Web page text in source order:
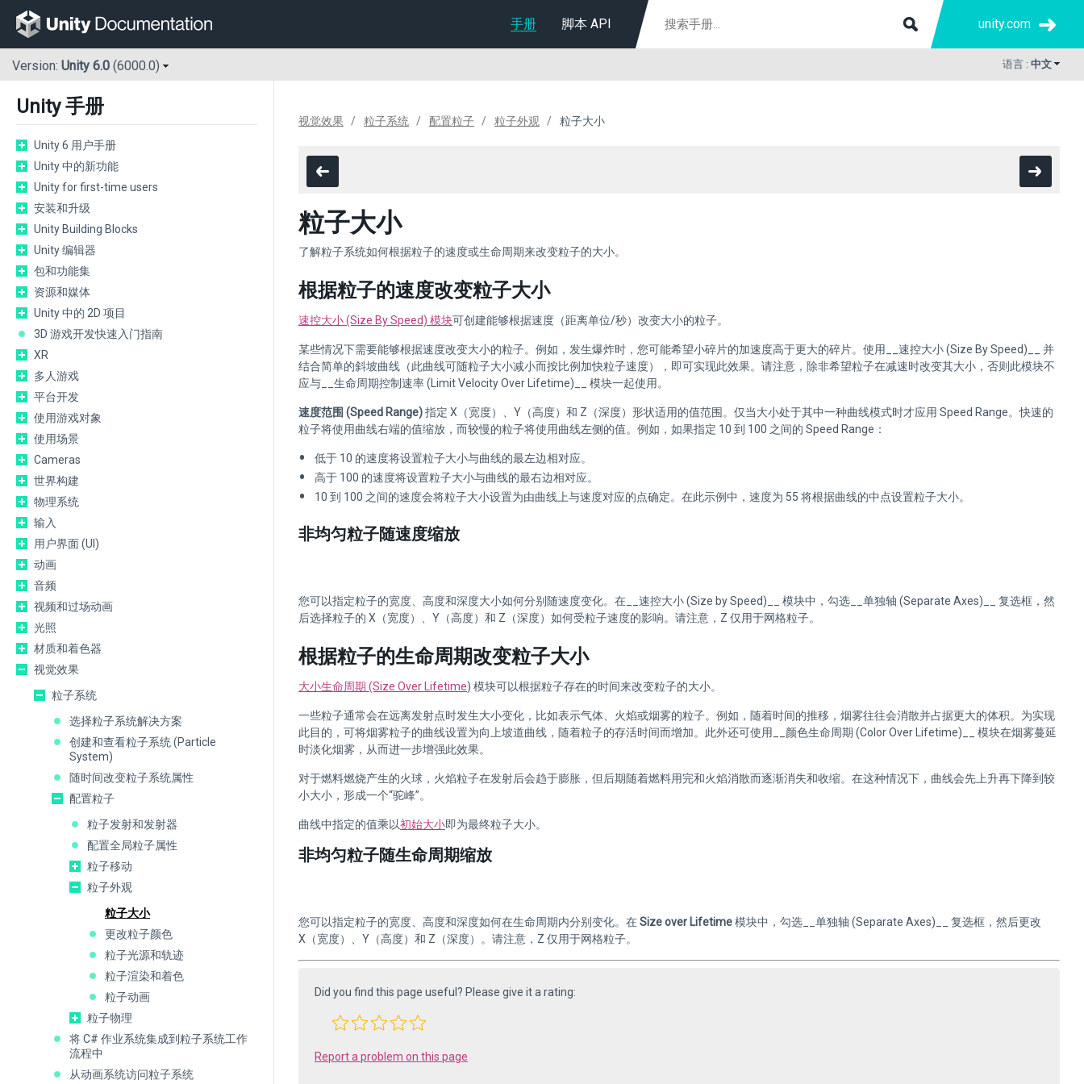
手册 脚本 API unity.com
Version: Unity 6.0 (6000.0) 语言 : 中文
Unity 手册
Unity 6 用户手册
Unity 中的新功能
Unity for first-time users
安装和升级
Unity Building Blocks
Unity 编辑器
包和功能集
资源和媒体
Unity 中的 2D 项目
3D 游戏开发快速入门指南
XR
多人游戏
平台开发
使用游戏对象
使用场景
Cameras
世界构建
物理系统
输入
用户界面 (UI)
动画
音频
视频和过场动画
光照
材质和着色器
视觉效果
粒子系统
选择粒子系统解决方案
创建和查看粒子系统 (Particle
System)
随时间改变粒子系统属性
配置粒子
粒子发射和发射器
配置全局粒子属性
粒子移动
粒子外观
粒子大小
更改粒子颜色
粒子光源和轨迹
粒子渲染和着色
粒子动画
粒子物理
将 C# 作业系统集成到粒子系统工作
流程中
从动画系统访问粒子系统
视觉效果 粒子系统 配置粒子 粒子外观 粒子大小
粒子大小
了解粒子系统如何根据粒子的速度或生命周期来改变粒子的大小。
根据粒子的速度改变粒子大小
速控大小 (Size By Speed) 模块可创建能够根据速度（距离单位/秒）改变大小的粒子。
某些情况下需要能够根据速度改变大小的粒子。例如，发生爆炸时，您可能希望小碎片的加速度高于更大的碎片。使用__速控大小 (Size By Speed)__ 并
结合简单的斜坡曲线（此曲线可随粒子大小减小而按比例加快粒子速度），即可实现此效果。请注意，除非希望粒子在减速时改变其大小，否则此模块不
应与__生命周期控制速率 (Limit Velocity Over Lifetime)__ 模块一起使用。
速度范围 (Speed Range)指定 X（宽度）、Y（高度）和 Z（深度）形状适用的值范围。仅当大小处于其中一种曲线模式时才应用 Speed Range。快速的
粒子将使用曲线右端的值缩放，而较慢的粒子将使用曲线左侧的值。例如，如果指定 10 到 100 之间的 Speed Range：
低于 10 的速度将设置粒子大小与曲线的最左边相对应。
高于 100 的速度将设置粒子大小与曲线的最右边相对应。
10 到 100 之间的速度会将粒子大小设置为由曲线上与速度对应的点确定。在此示例中，速度为 55 将根据曲线的中点设置粒子大小。
非均匀粒子随速度缩放
您可以指定粒子的宽度、高度和深度大小如何分别随速度变化。在__速控大小 (Size by Speed)__ 模块中，勾选__单独轴 (Separate Axes)__ 复选框，然
后选择粒子的 X（宽度）、Y（高度）和 Z（深度）如何受粒子速度的影响。请注意，Z 仅用于网格粒子。
根据粒子的生命周期改变粒子大小
大小生命周期 (Size Over Lifetime) 模块可以根据粒子存在的时间来改变粒子的大小。
一些粒子通常会在远离发射点时发生大小变化，比如表示气体、火焰或烟雾的粒子。例如，随着时间的推移，烟雾往往会消散并占据更大的体积。为实现
此目的，可将烟雾粒子的曲线设置为向上坡道曲线，随着粒子的存活时间而增加。此外还可使用__颜色生命周期 (Color Over Lifetime)__ 模块在烟雾蔓延
时淡化烟雾，从而进一步增强此效果。
对于燃料燃烧产生的火球，火焰粒子在发射后会趋于膨胀，但后期随着燃料用完和火焰消散而逐渐消失和收缩。在这种情况下，曲线会先上升再下降到较
小大小，形成一个“驼峰”。
曲线中指定的值乘以初始大小即为最终粒子大小。
非均匀粒子随生命周期缩放
您可以指定粒子的宽度、高度和深度如何在生命周期内分别变化。在Size over Lifetime模块中，勾选__单独轴 (Separate Axes)__ 复选框，然后更改
X（宽度）、Y（高度）和 Z（深度）。请注意，Z 仅用于网格粒子。
Did you find this page useful? Please give it a rating:
Report a problem on this page